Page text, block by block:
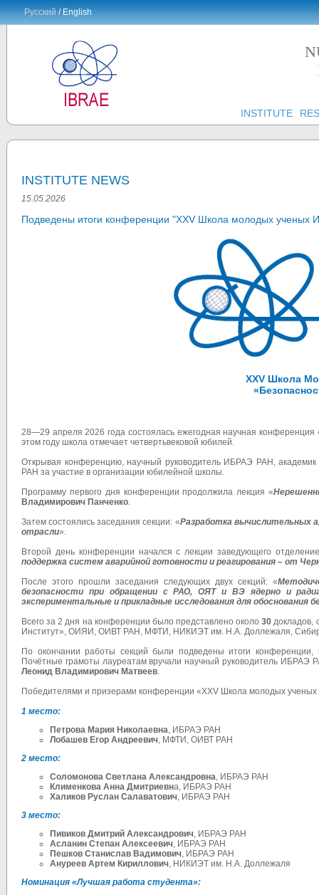
Русский/ English
INSTITUTE
INSTITUTE NEWS
15.05.2026
Подведены итоги конференции "XXV Школа молодых ученых
XXV Школа
28—29 апреля 2026 года состоялась ежегодная научная конференция
этом году школа отмечает четвертьвековой юбилей.
Открывая конференцию, научный руководитель ИБРАЭ РАН,
РАН за участие в организации юбилейной школы.
Программу первого дня конференции продолжила лекция «
Владимирович Панченко.
Затем состоялись заседания секции: «Разработка вычислительных
отрасли».
Второй день конференции начался с лекции заведующего
поддержка систем аварийной готовности и реагирования – от
После этого прошли заседания следующих двух секций: «
безопасности при обращении с РАО, ОЯТ и ВЭ ядерно и
экспериментальные и прикладные исследования для обоснования
Всего за 2 дня на конференции было представлено около30 докладов,
Институт», ОИЯИ, ОИВТ РАН, МФТИ, НИКИЭТ им. Н.А. Доллежаля,
По окончании работы секций были подведены итоги
Почётные грамоты лауреатам вручали научный руководитель ИБРАЭ
Леонид Владимирович Матвеев.
Победителями и призерами конференции «XXV Школа молодых
1 место:
Петрова Мария Николаевна, ИБРАЭ РАН
Лобашев Егор Андреевич, МФТИ, ОИВТ РАН
2 место:
Соломонова Светлана Александровна, ИБРАЭ РАН
Клименкова Анна Дмитриевна, ИБРАЭ РАН
Халиков Руслан Салаватович, ИБРАЭ РАН
3 место:
Пивиков Дмитрий Александрович, ИБРАЭ РАН
Асланин Степан Алексеевич, ИБРАЭ РАН
Пешков Станислав Вадимович, ИБРАЭ РАН
Ануреев Артем Кириллович, НИКИЭТ им. Н.А. Доллежаля
Номинация «Лучшая работа студента»: